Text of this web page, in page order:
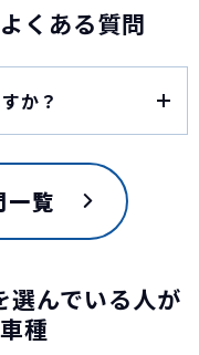
くある質問
か？
一覧
選んでいる人が
種